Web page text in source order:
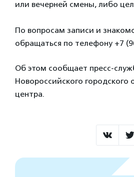
или вечерней смены, либо
По вопросам записи и
обращаться по телефону +7
Об этом сообщает пресс-
Новороссийского городского
центра.